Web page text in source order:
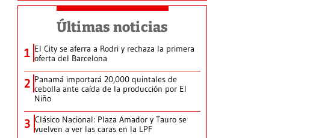
Últimas noticias
1 El City se aferra a Rodri y rechaza la primera
oferta del Barcelona
2 Panamá importará 20,000 quintales de
cebolla ante caída de la producción por El
Niño
3 Clásico Nacional: Plaza Amador y Tauro se
vuelven a ver las caras en la LPF